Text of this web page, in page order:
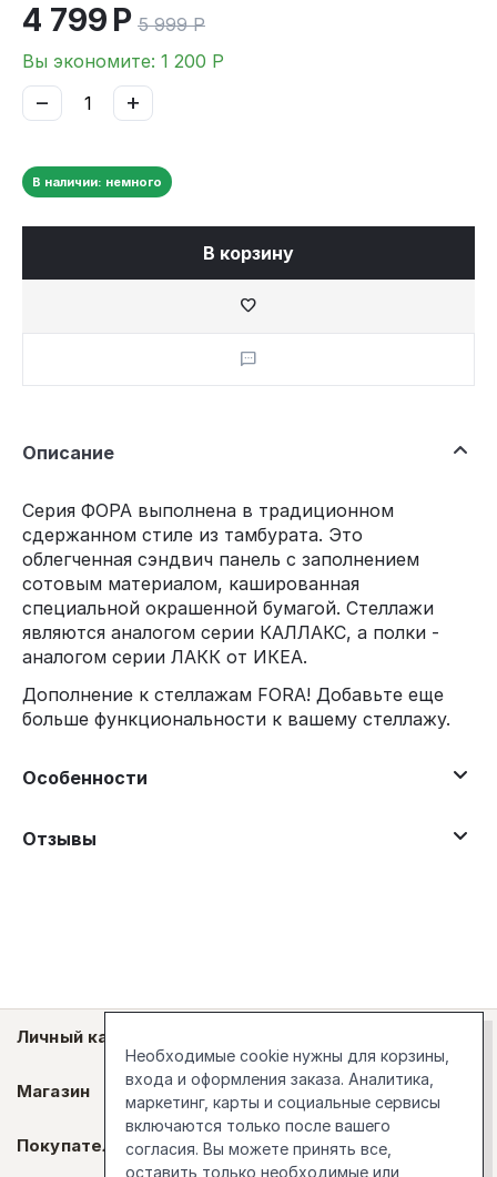
4 799 Р 5 999 Р
Вы экономите: 1 200 Р
+
−
В наличии: немного
В корзину
Описание
Серия ФОРА выполнена в традиционном
сдержанном стиле из тамбурата. Это
облегченная сэндвич панель с заполнением
сотовым материалом, кашированная
специальной окрашенной бумагой. Стеллажи
являются аналогом серии КАЛЛАКС, а полки -
аналогом серии ЛАКК от ИКЕА.
Дополнение к стеллажам FORA! Добавьте еще
больше функциональности к вашему стеллажу.
Особенности
Отзывы
Личный кабинет
Магазин
Покупателям
Необходимые cookie нужны для корзины,
входа и оформления заказа. Аналитика,
маркетинг, карты и социальные сервисы
включаются только после вашего
согласия. Вы можете принять все,
оставить только необходимые или